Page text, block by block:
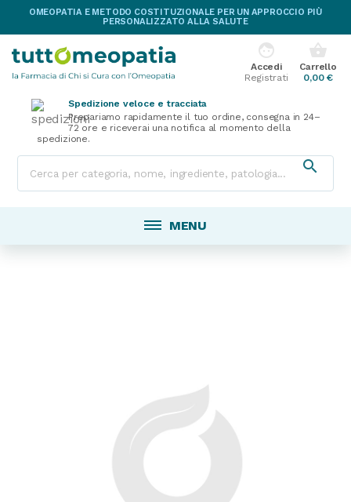
OMEOPATIA E METODO COSTITUZIONALE PER UN APPROCCIO PIÙ
PERSONALIZZATO ALLA SALUTE
shopping_basket
Carrello
0,00 €
face
Accedi
Registrati
Spedizione veloce e tracciata
Prepariamo rapidamente il tuo ordine, consegna in 24–
72 ore e riceverai una notifica al momento della
spedizione.

MENU